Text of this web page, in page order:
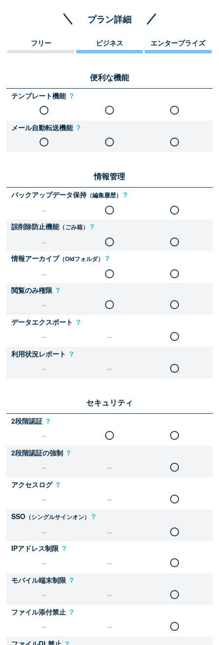
プラン詳細
フリー ビジネス エンタープライズ
便利な機能
テンプレート機能 ？
メール自動転送機能 ？
情報管理
バックアップデータ保持（編集履歴） ？
誤削除防止機能（ごみ箱） ？
情報アーカイブ（Oldフォルダ） ？
閲覧のみ権限 ？
データエクスポート ？
利用状況レポート ？
セキュリティ
2段階認証 ？
2段階認証の強制 ？
アクセスログ ？
SSO （シングルサインオン） ？
IPアドレス制限 ？
モバイル端末制限 ？
ファイル添付禁止 ？